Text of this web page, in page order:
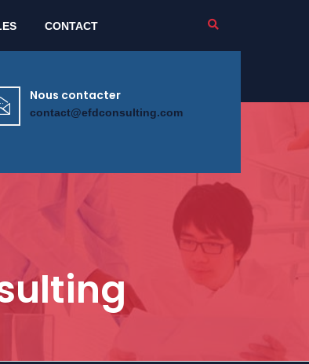
Nous contacter
contact@efdconsulting.com
CONTACT